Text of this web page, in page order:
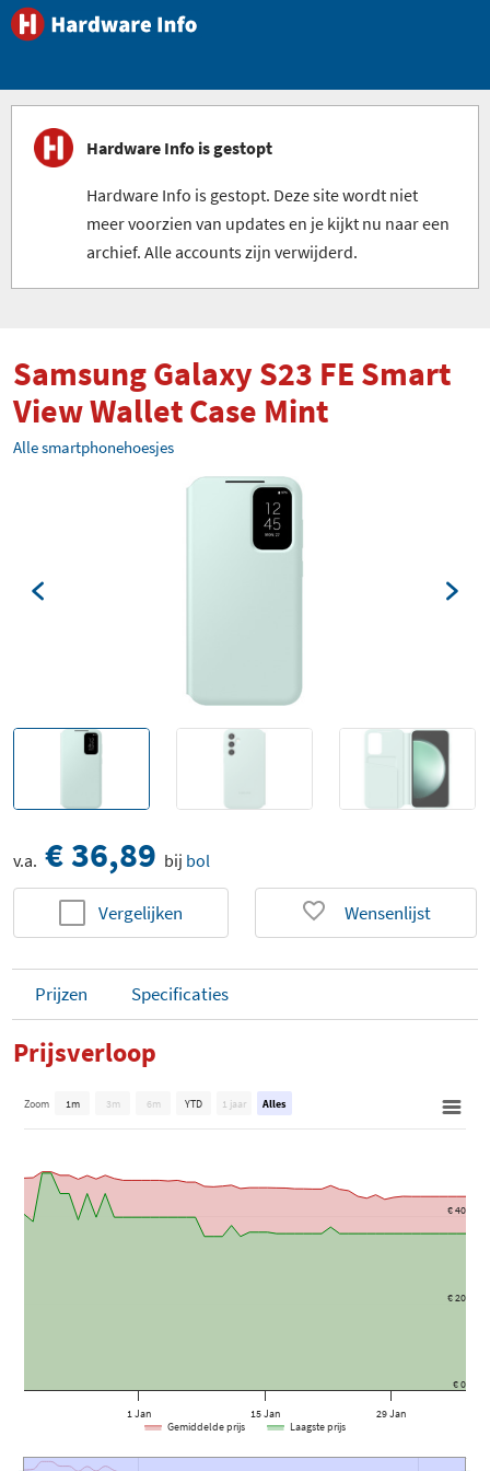
Hardware Info is gestopt
Hardware Info is gestopt. Deze site wordt niet
meer voorzien van updates en je kijkt nu naar een
archief. Alle accounts zijn verwijderd.
Samsung Galaxy S23 FE Smart
View Wallet Case Mint
Alle smartphonehoesjes
v.a. € 36,89 bij bol
Vergelijken Wensenlijst
Prijzen Specificaties
Prijsverloop
1 Jan 15 Jan 29 Jan
€ 0
€ 20
€ 40
Zoom 1m 3m 6m YTD 1 jaar Alles
Gemiddelde prijs Laagste prijs